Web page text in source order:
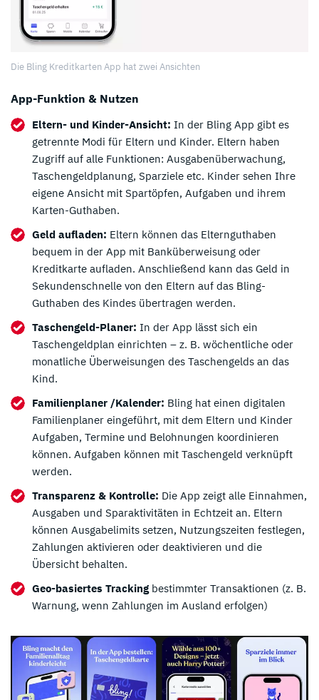
Die Bling Kreditkarten App hat zwei Ansichten
App-Funktion & Nutzen
Eltern- und Kinder-Ansicht: In der Bling App gibt es
getrennte Modi für Eltern und Kinder. Eltern haben
Zugriff auf alle Funktionen: Ausgabenüberwachung,
Taschengeldplanung, Sparziele etc. Kinder sehen Ihre
eigene Ansicht mit Spartöpfen, Aufgaben und ihrem
Karten-Guthaben.
Geld aufladen: Eltern können das Elternguthaben
bequem in der App mit Banküberweisung oder
Kreditkarte aufladen. Anschließend kann das Geld in
Sekundenschnelle von den Eltern auf das Bling-
Guthaben des Kindes übertragen werden.
Taschengeld-Planer: In der App lässt sich ein
Taschengeldplan einrichten – z. B. wöchentliche oder
monatliche Überweisungen des Taschengelds an das
Kind.
Familienplaner /Kalender: Bling hat einen digitalen
Familienplaner eingeführt, mit dem Eltern und Kinder
Aufgaben, Termine und Belohnungen koordinieren
können. Aufgaben können mit Taschengeld verknüpft
werden.
Transparenz & Kontrolle: Die App zeigt alle Einnahmen,
Ausgaben und Sparaktivitäten in Echtzeit an. Eltern
können Ausgabelimits setzen, Nutzungszeiten festlegen,
Zahlungen aktivieren oder deaktivieren und die
Übersicht behalten.
Geo-basiertes Tracking bestimmter Transaktionen (z. B.
Warnung, wenn Zahlungen im Ausland erfolgen)